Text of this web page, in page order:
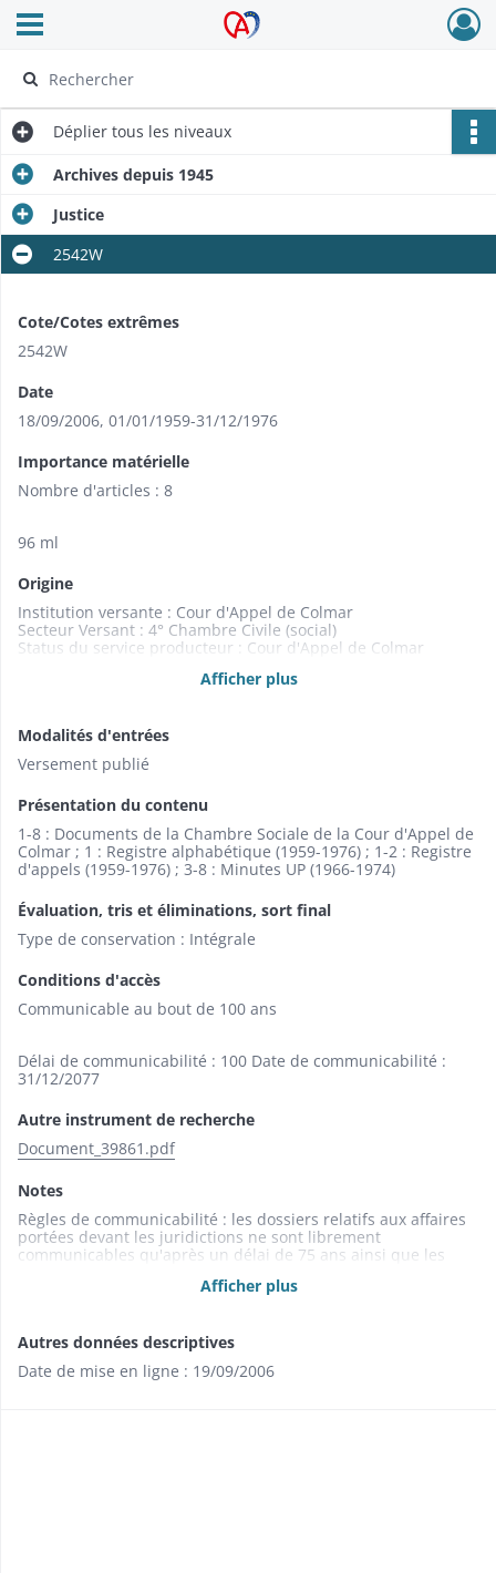
Archives Alsace - Colmar
Ouvrir le menu déroulant
Déplier tous les niveaux
Archives depuis 1945
Justice
2542W
Cote/Cotes extrêmes
2542W
Date
18/09/2006, 01/01/1959-31/12/1976
Importance matérielle
Nombre d'articles : 8
96 ml
Origine
Institution versante : Cour d'Appel de Colmar
Secteur Versant : 4° Chambre Civile (social)
Status du service producteur : Cour d'Appel de Colmar
Afficher plus
Modalités d'entrées
Versement publié
Présentation du contenu
1-8 : Documents de la Chambre Sociale de la Cour d'Appel de
Colmar ; 1 : Registre alphabétique (1959-1976) ; 1-2 : Registre
d'appels (1959-1976) ; 3-8 : Minutes UP (1966-1974)
Évaluation, tris et éliminations, sort final
Type de conservation : Intégrale
Conditions d'accès
Communicable au bout de 100 ans
Délai de communicabilité : 100 Date de communicabilité :
31/12/2077
Autre instrument de recherche
Document_39861.pdf
Notes
Règles de communicabilité : les dossiers relatifs aux affaires
portées devant les juridictions ne sont librement
communicables qu'après un délai de 75 ans ainsi que les
délai est de 100 ans pour les affaires concernant les mineurs
Code du Patrimoine).
Afficher plus
Autres données descriptives
Date de mise en ligne : 19/09/2006